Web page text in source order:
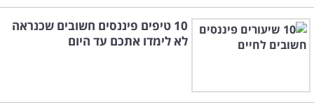
10 טיפים פיננסים חשובים שכנראה
לא לימדו אתכם עד היום